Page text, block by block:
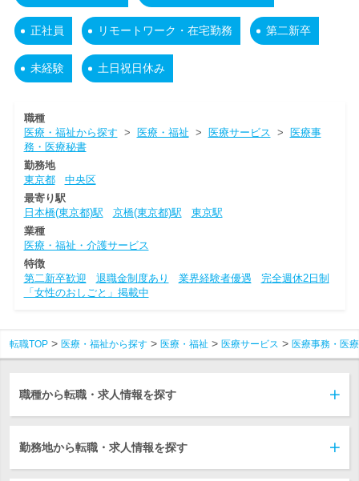
正社員 リモートワーク・在宅勤務 第二新卒
未経験 土日祝日休み
職種
医療・福祉から探す > 医療・福祉 > 医療サービス > 医療事
務・医療秘書
勤務地
東京都
中央区
最寄り駅
日本橋(東京都)駅
京橋(東京都)駅
東京駅
業種
医療・福祉・介護サービス
特徴
第二新卒歓迎
退職金制度あり 業界経験者優遇
完全週休2日制
「女性のおしごと」掲載中
転職TOP 医療・福祉から探す 医療・福祉 医療サービス 医療事務・医
職種から転職・求人情報を探す
勤務地から転職・求人情報を探す